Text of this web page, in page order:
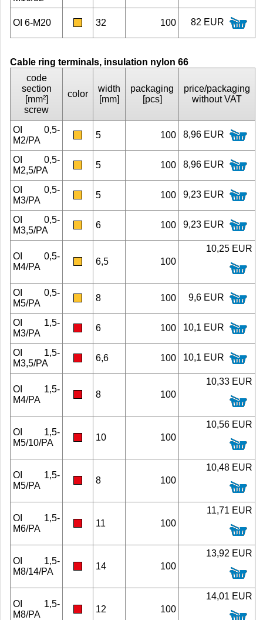
OI 6-M20 32 100 82 EUR
Cable ring terminals, insulation nylon 66
code
section
[mm²]
screw
color
width
[mm]
packaging
[pcs]
price/packaging
without VAT
OI 0,5-
M2/PA
5 100 8,96 EUR
OI 0,5-
M2,5/PA
5 100 8,96 EUR
OI 0,5-
M3/PA
5 100 9,23 EUR
OI 0,5-
M3,5/PA
6 100 9,23 EUR
OI 0,5-
M4/PA
6,5 100
10,25 EUR
OI 0,5-
M5/PA
8 100 9,6 EUR
OI 1,5-
M3/PA
6 100 10,1 EUR
OI 1,5-
M3,5/PA
6,6 100 10,1 EUR
OI 1,5-
M4/PA
8 100
10,33 EUR
OI 1,5-
M5/10/PA
10 100
10,56 EUR
OI 1,5-
M5/PA
8 100
10,48 EUR
OI 1,5-
M6/PA
11 100
11,71 EUR
OI 1,5-
M8/14/PA
14 100
13,92 EUR
OI 1,5-
M8/PA
12 100
14,01 EUR